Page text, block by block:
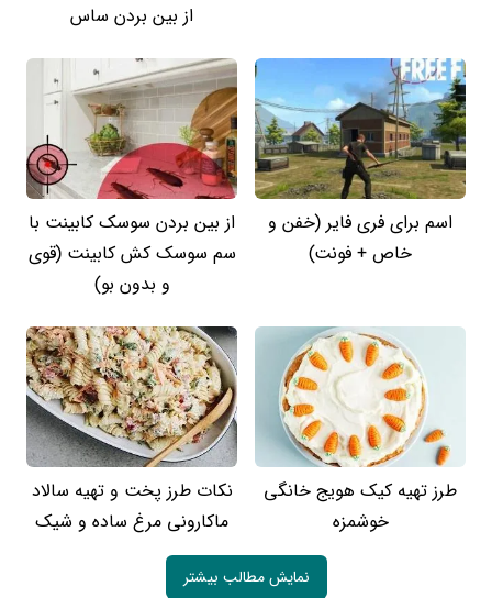
از بین بردن ساس
اسم برای فری فایر (خفن و
خاص + فونت)
از بین بردن سوسک کابینت با
سم سوسک کش کابینت (قوی
و بدون بو)
طرز تهیه کیک هویج خانگی
خوشمزه
نکات طرز پخت و تهیه سالاد
ماکارونی مرغ ساده و شیک
نمایش مطالب بیشتر